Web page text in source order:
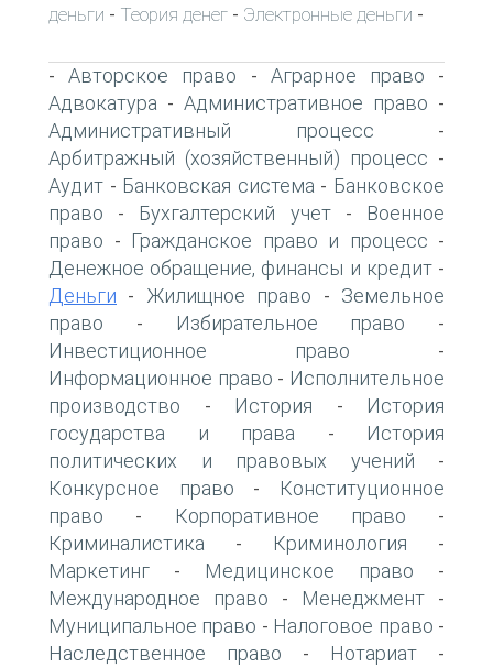
деньги - Теория денег - Электронные деньги -
-Авторское право - Аграрное право -
Адвокатура - Административное право -
Административный процесс -
Арбитражный (хозяйственный) процесс -
Аудит - Банковская система - Банковское
право - Бухгалтерский учет-
Военное
право - Гражданское право и процесс -
Денежное обращение, финансы и кредит-
Деньги - Жилищное право - Земельное
право - Избирательное право -
Инвестиционное право -
Информационное право - Исполнительное
производство - История -
История
государства и права -
История
политических и правовых учений -
Конкурсное право -
Конституционное
право - Корпоративное право -
Криминалистика - Криминология -
Маркетинг - Медицинское право -
Международное право - Менеджмент -
Муниципальное право - Налоговое право -
Наследственное право - Нотариат -